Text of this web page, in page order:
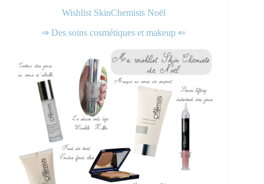
Wishlist SkinChemists Noël
⇒ Des soins cosmétiques et makeup ⇐